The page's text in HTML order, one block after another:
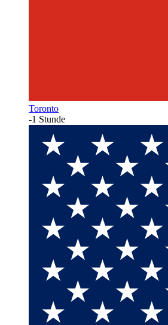
Toronto
-1 Stunde